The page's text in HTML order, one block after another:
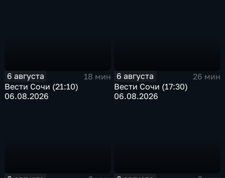
6 августа
18 мин
Вести Сочи (21:10)
06.08.2026
6 августа
26 мин
Вести Сочи (17:30)
06.08.2026